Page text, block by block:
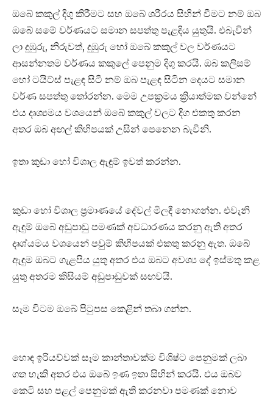
ඔබේ කකුල් දිගු කිරීමට සහ ඔබේ ශරීරය සිහින් වීමට නම් ඔබ
ඔබේ සමේ වර්ණයට සමාන සපත්තු පැළඳිය යුතුයි. එබැවින්
ලා දුඹුරු, නිරුවත්, දුඹුරු හෝ ඔබේ කකුල් වල වර්ණයට
ආසන්නතම වර්ණය කකුලේ පෙනුම දිගු කරයි. ඔබ කලිසම්
හෝ ටයිට්ස් පැළඳ සිටී නම් ඔබ පැළඳ සිටින දෙයට සමාන
වර්ණ සපත්තු තෝරන්න. මෙම උපක්‍රමය ක්‍රියාත්මක වන්නේ
එය දෘශ්‍යමය වශයෙන් ඔබේ කකුල් වලට දිග එකතු කරන
අතර ඔබ අඟල් කිහිපයක් උසින් පෙනෙන බැවිනි.
ඉතා කුඩා හෝ විශාල ඇඳුම් ඉවත් කරන්න.
කුඩා හෝ විශාල ප්‍රමාණයේ දේවල් මිලදී නොගන්න. එවැනි
ඇඳුම් ඔබේ අඩුපාඩු පමණක් අවධාරණය කරනු ඇති අතර
දෘශ්යමය වශයෙන් පවුම් කිහිපයක් එකතු කරනු ඇත. ඔබේ
ඇඳුම ඔබට ගැළපිය යුතු අතර එය ඔබට අවශ්‍ය දේ ඉස්මතු කළ
යුතු අතරම කිසියම් අඩුපාඩුවක් සඟවයි.
සෑම විටම ඔබේ පිටුපස කෙළින් තබා ගන්න.
හොඳ ඉරියව්වක් සෑම කාන්තාවක්ම විශිෂ්ට පෙනුමක් ලබා
ගත හැකි අතර එය ඔබේ ඉණ ඉතා සිහින් කරයි. එය ඔබව
කෙටි සහ පළල් පෙනුමක් ඇති කරනවා පමණක් නොව